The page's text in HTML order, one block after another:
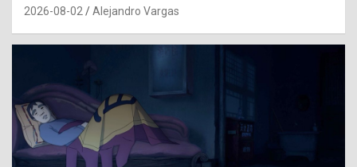
2026-08-02 Alejandro Vargas